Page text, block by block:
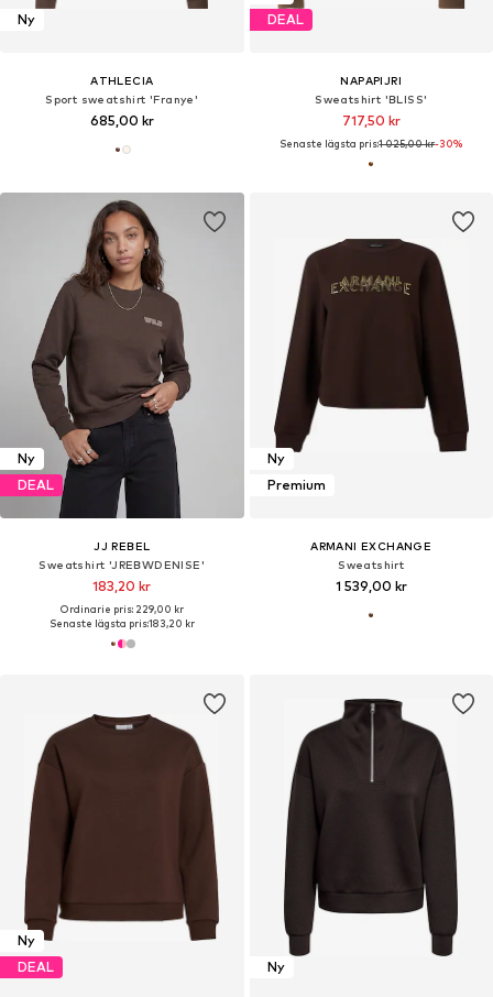
Ny
ATHLECIA
Sport sweatshirt 'Franye'
685,00 kr
DEAL
NAPAPIJRI
Sweatshirt 'BLISS'
717,50 kr
Senaste lägsta pris:1 025,00 kr-30%
Ny
DEAL
JJ REBEL
Sweatshirt 'JREBWDENISE'
183,20 kr
Ordinarie pris: 229,00 kr
Senaste lägsta pris:183,20 kr
Ny
Premium
ARMANI EXCHANGE
Sweatshirt
1 539,00 kr
Ny
DEAL
Ny